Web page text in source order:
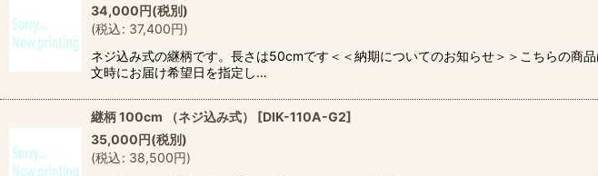
34,000円(税別)
(税込: 37,400円)
ネジ込み式の継柄です。長さは50cmです＜＜納期についてのお知らせ＞＞こちらの商
文時にお届け希望日を指定し…
継柄 100cm （ネジ込み式） [DIK-110A-G2]
35,000円(税別)
(税込: 38,500円)